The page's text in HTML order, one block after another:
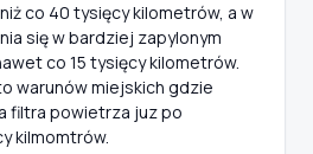
co 40 tysięcy kilometrów, a w
się w bardziej zapylonym
co 15 tysięcy kilometrów.
warunów miejskich gdzie
filtra powietrza juz po
kilmomtrów.